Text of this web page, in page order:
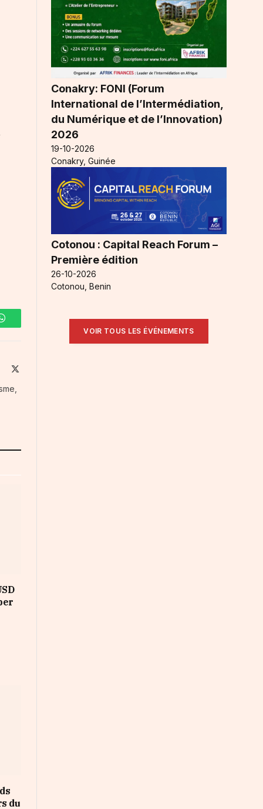
WhatsApp
Facebook
du
Conakry: FONI (Forum
International de l’Intermédiation,
du Numérique et de l’Innovation)
2026
19-10-2026
Conakry, Guinée
Cotonou : Capital Reach Forum –
Première édition
26-10-2026
Cotonou, Benin
VOIR TOUS LES ÉVÉNEMENTS